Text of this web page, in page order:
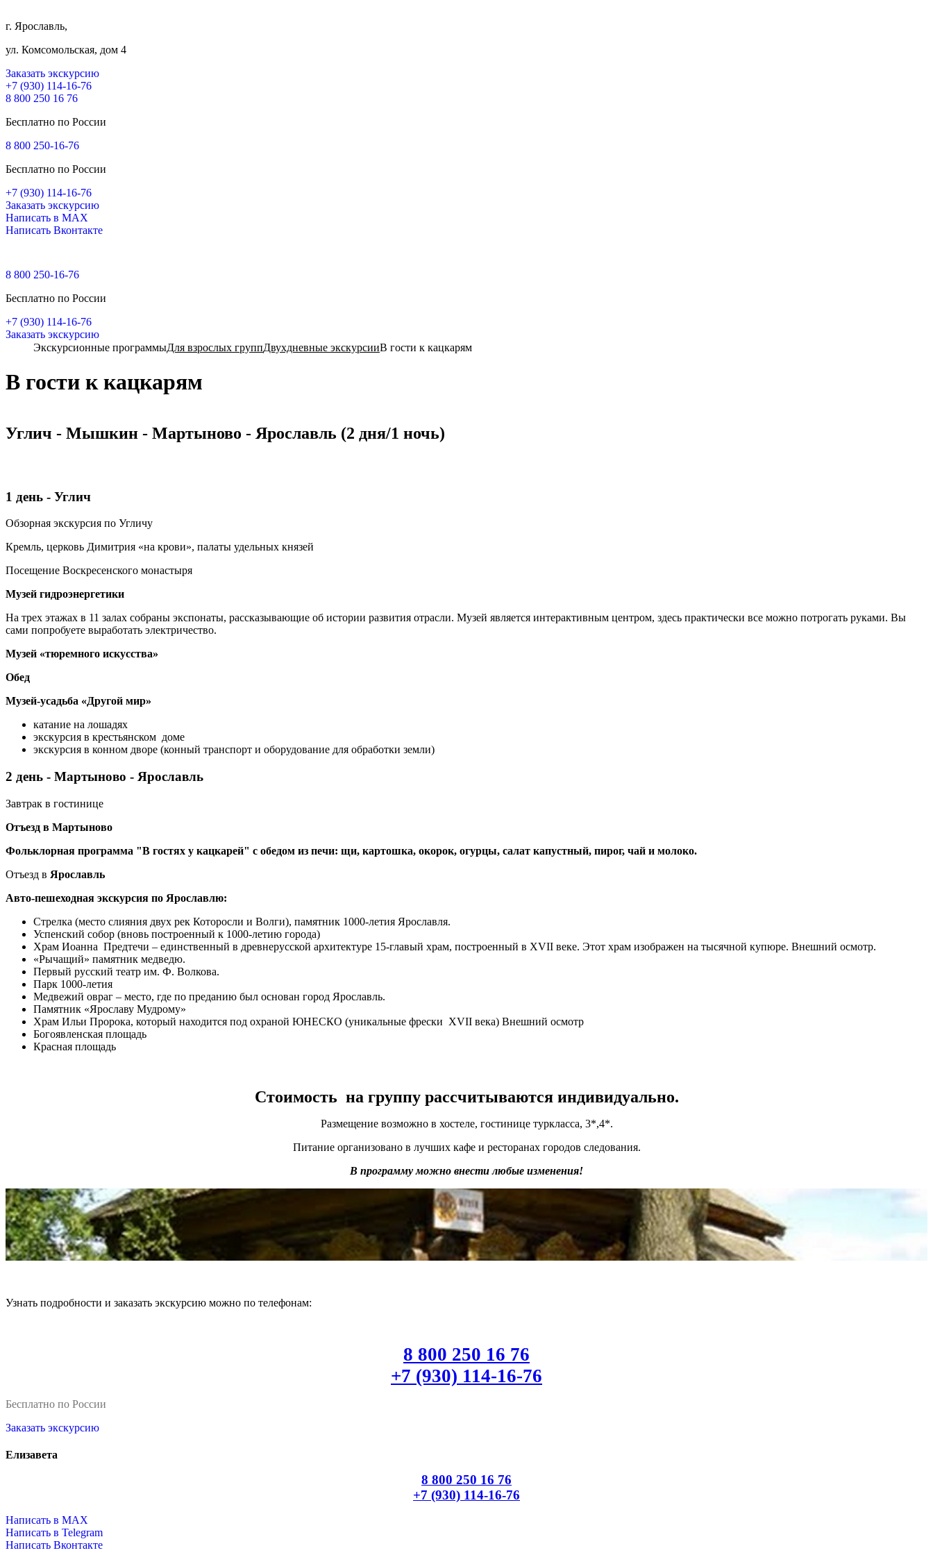
г. Ярославль,
ул. Комсомольская, дом 4
Заказать экскурсию
+7 (930) 114-16-76
8 800 250 16 76
Бесплатно по России
8 800 250-16-76
Бесплатно по России
+7 (930) 114-16-76
Заказать экскурсию
Написать в MAX
Написать Вконтакте
8 800 250-16-76
Бесплатно по России
+7 (930) 114-16-76
Заказать экскурсию
Экскурсионные программыДля взрослых группДвухдневные экскурсииВ гости к кацкарям
В гости к кацкарям
Углич - Мышкин - Мартыново - Ярославль (2 дня/1 ночь)
1 день - Углич
Обзорная экскурсия по Угличу
Кремль, церковь Димитрия «на крови», палаты удельных князей
Посещение Воскресенского монастыря
Музей гидроэнергетики
На трех этажах в 11 залах собраны экспонаты, рассказывающие об истории развития отрасли. Музей является интерактивным центром, здесь практически все можно потрогать руками. Вы
сами попробуете выработать электричество.
Музей «тюремного искусства»
Обед
Музей-усадьба «Другой мир»
катание на лошадях
экскурсия в крестьянском доме
экскурсия в конном дворе (конный транспорт и оборудование для обработки земли)
2 день - Мартыново - Ярославль
Завтрак в гостинице
Отъезд в Мартыново
Фольклорная программа "В гостях у кацкарей" с обедом из печи: щи, картошка, окорок, огурцы, салат капустный, пирог, чай и молоко.
Отъезд в Ярославль
Авто-пешеходная экскурсия по Ярославлю:
Стрелка (место слияния двух рек Которосли и Волги), памятник 1000-летия Ярославля.
Успенский собор (вновь построенный к 1000-летию города)
Храм Иоанна Предтечи – единственный в древнерусской архитектуре 15-главый храм, построенный в XVII веке. Этот храм изображен на тысячной купюре. Внешний осмотр.
«Рычащий» памятник медведю.
Первый русский театр им. Ф. Волкова.
Парк 1000-летия
Медвежий овраг – место, где по преданию был основан город Ярославль.
Памятник «Ярославу Мудрому»
Храм Ильи Пророка, который находится под охраной ЮНЕСКО (уникальные фрески XVII века) Внешний осмотр
Богоявленская площадь
Красная площадь
Стоимость на группу рассчитываются индивидуально.
Размещение возможно в хостеле, гостинице туркласса, 3*,4*.
Питание организовано в лучших кафе и ресторанах городов следования.
В программу можно внести любые изменения!
Узнать подробности и заказать экскурсию можно по телефонам:
8 800 250 16 76
+7 (930) 114-16-76
Бесплатно по России
Заказать экскурсию
Елизавета
8 800 250 16 76
+7 (930) 114-16-76
Написать в MAX
Написать в Telegram
Написать Вконтакте